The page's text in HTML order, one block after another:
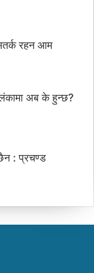
रहन आम
अब के हुन्छ?
: प्रचण्ड